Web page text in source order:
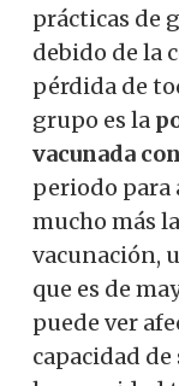
prácticas de
debido de la
pérdida de
grupo es la
vacunada
periodo para
mucho más
vacunación,
que es de
puede ver
capacidad